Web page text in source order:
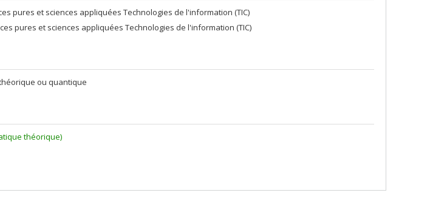
pures et sciences appliquées Technologies de l'information (TIC)
pures et sciences appliquées Technologies de l'information (TIC)
ou quantique
théorique)